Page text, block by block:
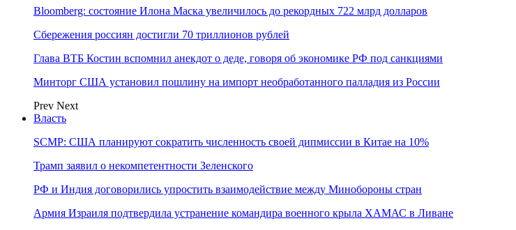
Bloomberg: состояние Илона Маска увеличилось до рекордных 722 млрд долларов
Сбережения россиян достигли 70 триллионов рублей
Глава ВТБ Костин вспомнил анекдот о деде, говоря об экономике РФ под санкциями
Минторг США установил пошлину на импорт необработанного палладия из России
Prev Next
Власть
SCMP: США планируют сократить численность своей дипмиссии в Китае на 10%
Трамп заявил о некомпетентности Зеленского
РФ и Индия договорились упростить взаимодействие между Минобороны стран
Армия Израиля подтвердила устранение командира военного крыла ХАМАС в Ливане